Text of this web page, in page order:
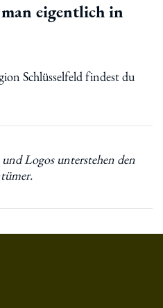
eigentlich in
Schlüsselfeld findest du